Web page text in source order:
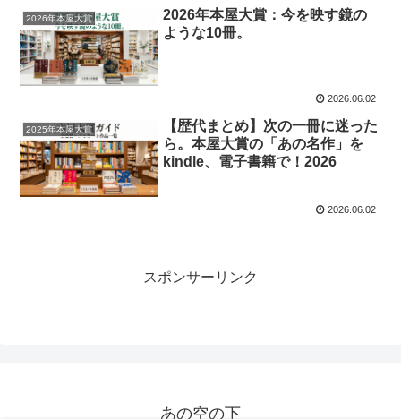
2026年本屋大賞
2026年本屋大賞：今を映す鏡の
ような10冊。
2026.06.02
2025年本屋大賞
【歴代まとめ】次の一冊に迷った
ら。本屋大賞の「あの名作」を
kindle、電子書籍で！2026
2026.06.02
スポンサーリンク
あの空の下